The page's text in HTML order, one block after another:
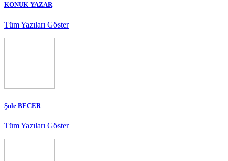
KONUK YAZAR
Tüm Yazıları Göster
Şule BECER
Tüm Yazıları Göster